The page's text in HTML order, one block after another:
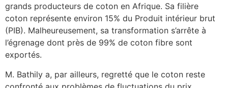
grands producteurs de coton en Afrique. Sa filière
coton représente environ 15% du Produit intérieur brut
(PIB). Malheureusement, sa transformation s’arrête à
l’égrenage dont près de 99% de coton fibre sont
exportés.
M. Bathily a, par ailleurs, regretté que le coton reste